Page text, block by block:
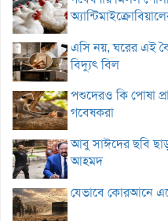
এসি নয়, ঘরের এই
বিদ্যুৎ বিল
পশুদেরও কি পোষা
গবেষকরা
আবু সাঈদের ছবি
আহমদ
যেভাবে কোরআনে